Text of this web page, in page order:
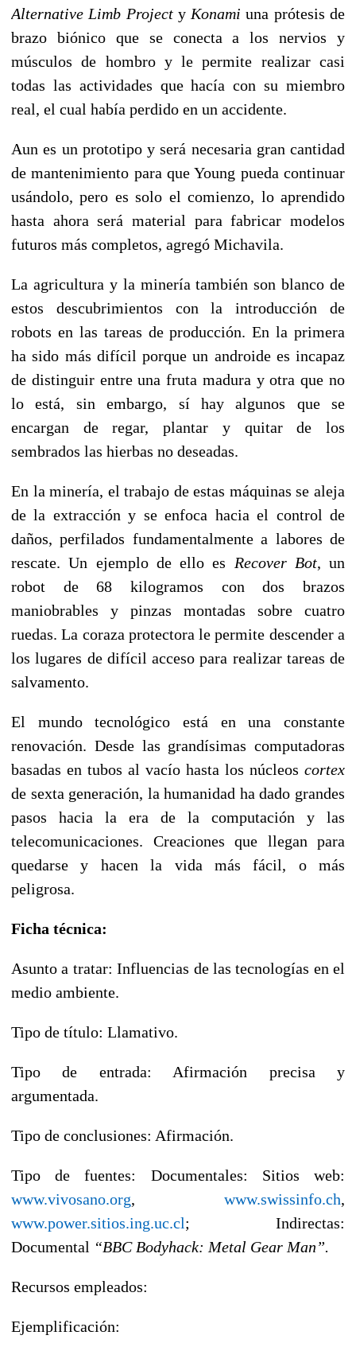
Alternative Limb Projecty Konami una prótesis de
brazo biónico que se conecta a los nervios y
músculos de hombro y le permite realizar casi
todas las actividades que hacía con su miembro
real, el cual había perdido en un accidente.
Aun es un prototipo y será necesaria gran cantidad
de mantenimiento para que Young pueda continuar
usándolo, pero es solo el comienzo, lo aprendido
hasta ahora será material para fabricar modelos
futuros más completos, agregó Michavila.
La agricultura y la minería también son blanco de
estos descubrimientos con la introducción de
robots en las tareas de producción. En la primera
ha sido más difícil porque un androide es incapaz
de distinguir entre una fruta madura y otra que no
lo está, sin embargo, sí hay algunos que se
encargan de regar, plantar y quitar de los
sembrados las hierbas no deseadas.
En la minería, el trabajo de estas máquinas se aleja
de la extracción y se enfoca hacia el control de
daños, perfilados fundamentalmente a labores de
rescate. Un ejemplo de ello es Recover Bot, un
robot de 68 kilogramos con dos brazos
maniobrables y pinzas montadas sobre cuatro
ruedas. La coraza protectora le permite descender a
los lugares de difícil acceso para realizar tareas de
salvamento.
El mundo tecnológico está en una constante
renovación. Desde las grandísimas computadoras
basadas en tubos al vacío hasta los núcleos cortex
de sexta generación, la humanidad ha dado grandes
pasos hacia la era de la computación y las
telecomunicaciones. Creaciones que llegan para
quedarse y hacen la vida más fácil, o más
peligrosa.
Ficha técnica:
Asunto a tratar: Influencias de las tecnologías en el
medio ambiente.
Tipo de título: Llamativo.
Tipo de entrada: Afirmación precisa y
argumentada.
Tipo de conclusiones: Afirmación.
Tipo de fuentes: Documentales: Sitios web:
www.vivosano.org, www.swissinfo.ch,
www.power.sitios.ing.uc.cl; Indirectas:
Documental “BBC Bodyhack: Metal Gear Man”.
Recursos empleados:
Ejemplificación: